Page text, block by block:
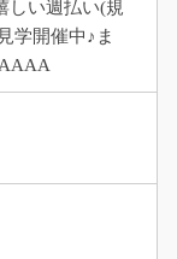
しい週払い(規
学開催中♪ま